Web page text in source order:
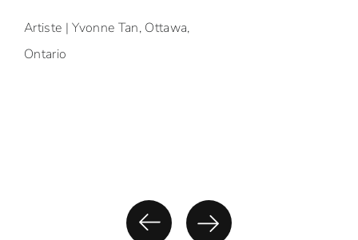
Artiste | Yvonne Tan, Ottawa,
Ontario